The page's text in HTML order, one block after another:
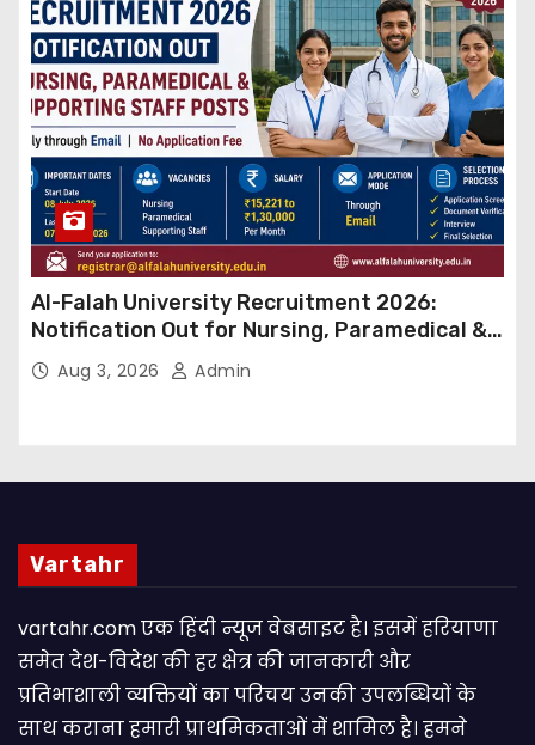
Al-Falah University Recruitment 2026:
Notification Out for Nursing, Paramedical &
Supporting Staff Posts, Apply Through Email
Aug 3, 2026 Admin
Vartahr
vartahr.com एक हिंदी न्यूज वेबसाइट है। इसमें हरियाणा
समेत देश-विदेश की हर क्षेत्र की जानकारी और
प्रतिभाशाली व्यक्तियों का परिचय उनकी उपलब्धियों के
साथ कराना हमारी प्राथमिकताओं में शामिल है। हमने